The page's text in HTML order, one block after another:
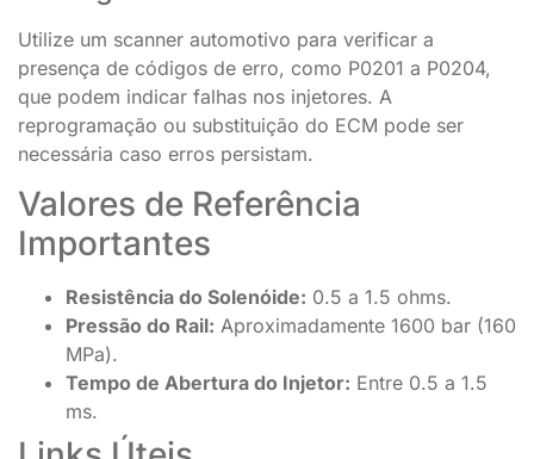
Utilize um scanner automotivo para verificar a
presença de códigos de erro, como P0201 a P0204,
que podem indicar falhas nos injetores. A
reprogramação ou substituição do ECM pode ser
necessária caso erros persistam.
Valores de Referência
Importantes
Resistência do Solenóide: 0.5 a 1.5 ohms.
Pressão do Rail: Aproximadamente 1600 bar (160
MPa).
Tempo de Abertura do Injetor: Entre 0.5 a 1.5
ms.